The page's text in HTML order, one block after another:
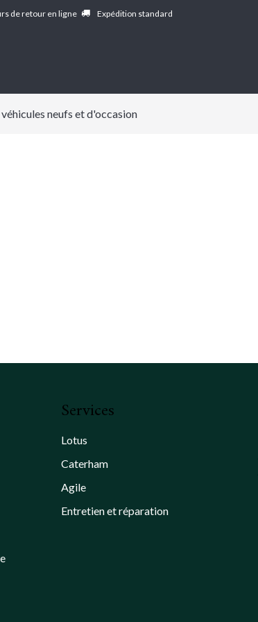
de retour en ligne Expédition standard
neufs et d'occasion
Services
Lotus
Caterham
Agile
Entretien et réparation